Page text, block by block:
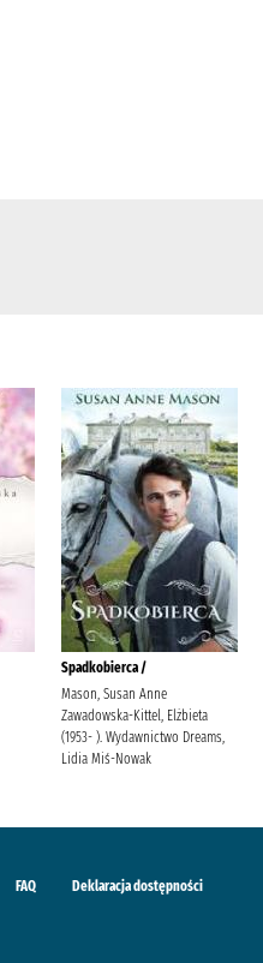
Spadkobierca /
Mason, Susan Anne
Zawadowska-Kittel, Elżbieta
(1953- ). Wydawnictwo Dreams,
Lidia Miś-Nowak
FAQ Deklaracja dostępności